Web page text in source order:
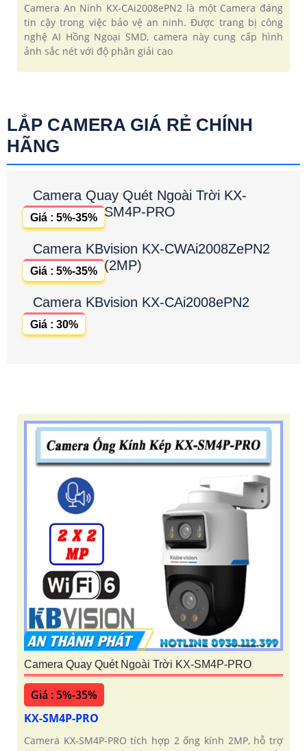
Camera An Ninh KX-CAi2008ePN2 là một Camera đáng
tin cậy trong việc bảo vệ an ninh. Được trang bị công
nghệ AI Hồng Ngoại SMD, camera này cung cấp hình
ảnh sắc nét với độ phân giải cao
LẮP CAMERA GIÁ RẺ CHÍNH
HÃNG
Camera Quay Quét Ngoài Trời KX-
SM4P-PRO
Giá : 5%-35%
Camera KBvision KX-CWAi2008ZePN2
(2MP)
Giá : 5%-35%
Camera KBvision KX-CAi2008ePN2
Giá : 30%
Camera Quay Quét Ngoài Trời KX-SM4P-PRO
Giá : 5%-35%
KX-SM4P-PRO
Camera KX-SM4P-PRO tích hợp 2 ống kính 2MP, hỗ trợ